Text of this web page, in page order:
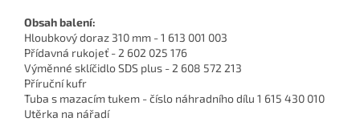
Obsah balení:
Hloubkový doraz 310 mm - 1 613 001 003
Přídavná rukojeť - 2 602 025 176
Výměnné sklíčidlo SDS plus - 2 608 572 213
Příruční kufr
Tuba s mazacím tukem - číslo náhradního dílu 1 615 430 010
Utěrka na nářadí